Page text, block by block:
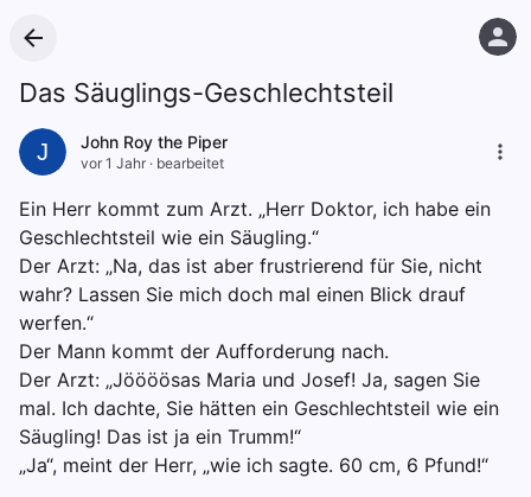
Das Säuglings-Geschlechtsteil
J John Roy the Piper
vor 1 Jahr · bearbeitet
Ein Herr kommt zum Arzt. „Herr Doktor, ich habe ein
Geschlechtsteil wie ein Säugling.“
Der Arzt: „Na, das ist aber frustrierend für Sie, nicht
wahr? Lassen Sie mich doch mal einen Blick drauf
werfen.“
Der Mann kommt der Aufforderung nach.
Der Arzt: „Jöööösas Maria und Josef! Ja, sagen Sie
mal. Ich dachte, Sie hätten ein Geschlechtsteil wie ein
Säugling! Das ist ja ein Trumm!“
„Ja“, meint der Herr, „wie ich sagte. 60 cm, 6 Pfund!“